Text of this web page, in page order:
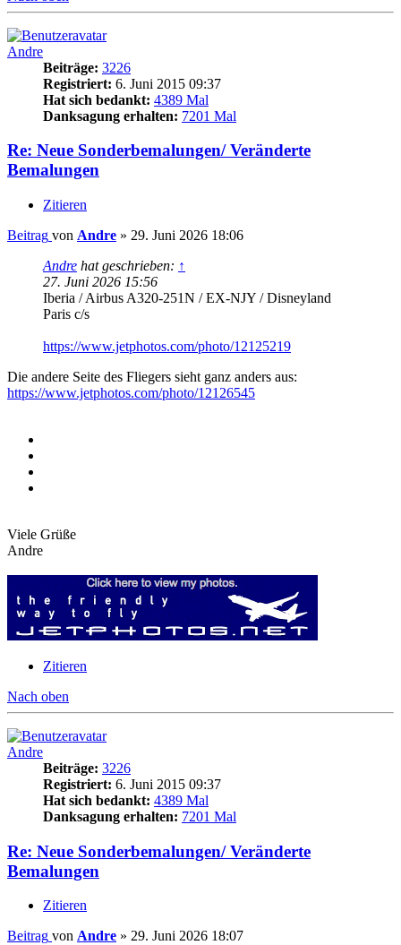
Andre
Beiträge: 3226
Registriert: 6. Juni 2015 09:37
Hat sich bedankt: 4389 Mal
Danksagung erhalten: 7201 Mal
Re: Neue Sonderbemalungen/ Veränderte
Bemalungen
Zitieren
Beitrag von Andre » 29. Juni 2026 18:06
Andre hat geschrieben: ↑
27. Juni 2026 15:56
Iberia / Airbus A320-251N / EX-NJY / Disneyland
Paris c/s
https://www.jetphotos.com/photo/12125219
Die andere Seite des Fliegers sieht ganz anders aus:
https://www.jetphotos.com/photo/12126545
Viele Grüße
Andre
Zitieren
Nach oben
Andre
Beiträge: 3226
Registriert: 6. Juni 2015 09:37
Hat sich bedankt: 4389 Mal
Danksagung erhalten: 7201 Mal
Re: Neue Sonderbemalungen/ Veränderte
Bemalungen
Zitieren
Beitrag von Andre » 29. Juni 2026 18:07